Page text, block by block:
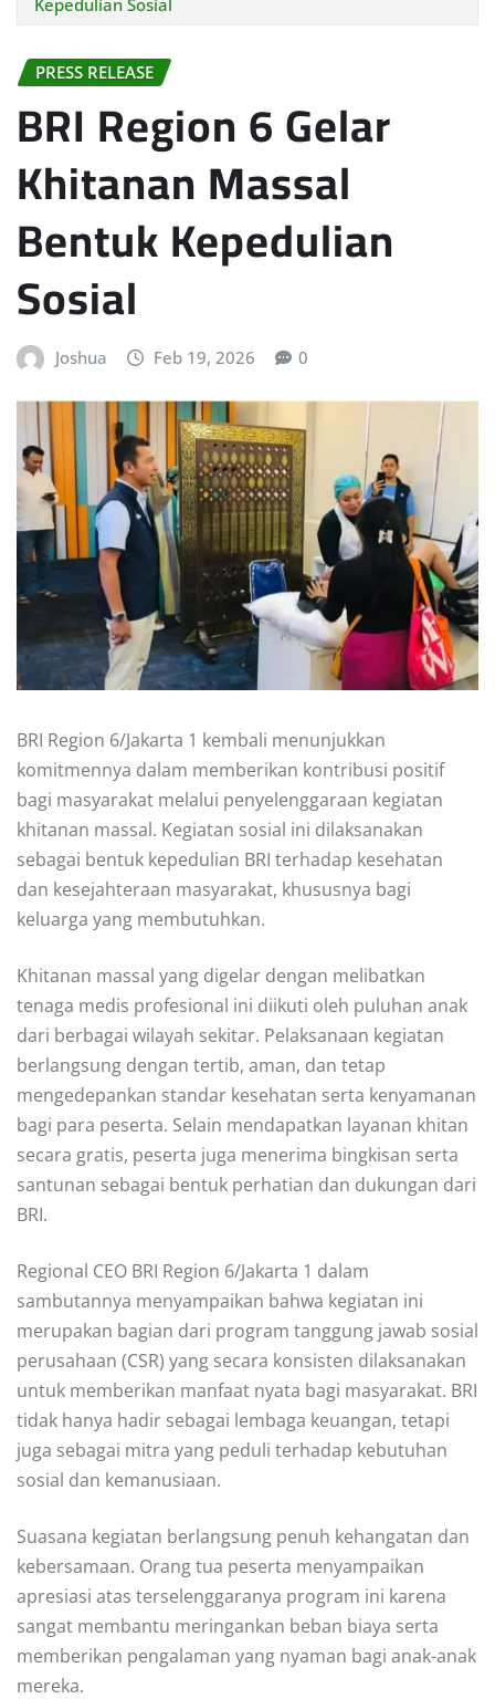
Kepedulian Sosial
PRESS RELEASE
BRI Region 6 Gelar
Khitanan Massal
Bentuk Kepedulian
Sosial
Joshua Feb 19, 2026 0
BRI Region 6/Jakarta 1 kembali menunjukkan
komitmennya dalam memberikan kontribusi positif
bagi masyarakat melalui penyelenggaraan kegiatan
khitanan massal. Kegiatan sosial ini dilaksanakan
sebagai bentuk kepedulian BRI terhadap kesehatan
dan kesejahteraan masyarakat, khususnya bagi
keluarga yang membutuhkan.
Khitanan massal yang digelar dengan melibatkan
tenaga medis profesional ini diikuti oleh puluhan anak
dari berbagai wilayah sekitar. Pelaksanaan kegiatan
berlangsung dengan tertib, aman, dan tetap
mengedepankan standar kesehatan serta kenyamanan
bagi para peserta. Selain mendapatkan layanan khitan
secara gratis, peserta juga menerima bingkisan serta
santunan sebagai bentuk perhatian dan dukungan dari
BRI.
Regional CEO BRI Region 6/Jakarta 1 dalam
sambutannya menyampaikan bahwa kegiatan ini
merupakan bagian dari program tanggung jawab sosial
perusahaan (CSR) yang secara konsisten dilaksanakan
untuk memberikan manfaat nyata bagi masyarakat. BRI
tidak hanya hadir sebagai lembaga keuangan, tetapi
juga sebagai mitra yang peduli terhadap kebutuhan
sosial dan kemanusiaan.
Suasana kegiatan berlangsung penuh kehangatan dan
kebersamaan. Orang tua peserta menyampaikan
apresiasi atas terselenggaranya program ini karena
sangat membantu meringankan beban biaya serta
memberikan pengalaman yang nyaman bagi anak-anak
mereka.